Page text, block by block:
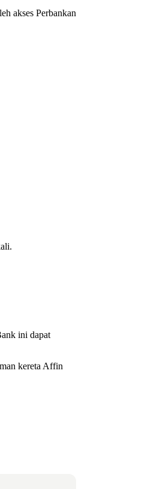
akses Perbankan
ini dapat
kereta Affin